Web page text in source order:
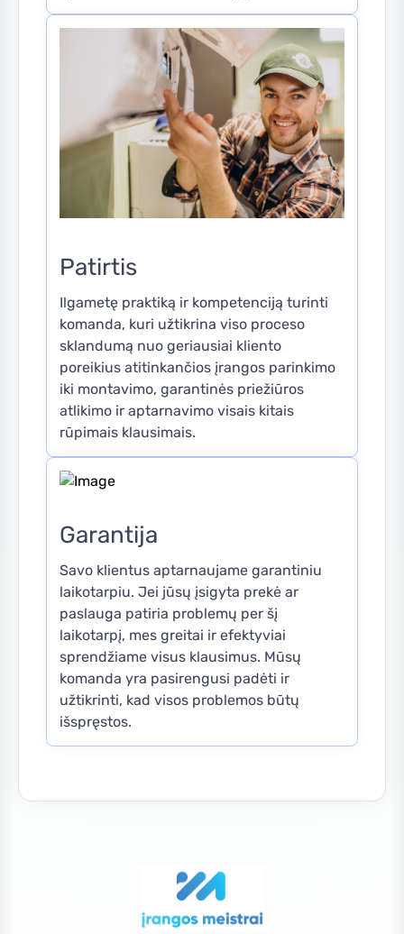
Patirtis
Ilgametę praktiką ir kompetenciją turinti
komanda, kuri užtikrina viso proceso
sklandumą nuo geriausiai kliento
poreikius atitinkančios įrangos parinkimo
iki montavimo, garantinės priežiūros
atlikimo ir aptarnavimo visais kitais
rūpimais klausimais.
Garantija
Savo klientus aptarnaujame garantiniu
laikotarpiu. Jei jūsų įsigyta prekė ar
paslauga patiria problemų per šį
laikotarpį, mes greitai ir efektyviai
sprendžiame visus klausimus. Mūsų
komanda yra pasirengusi padėti ir
užtikrinti, kad visos problemos būtų
išspręstos.